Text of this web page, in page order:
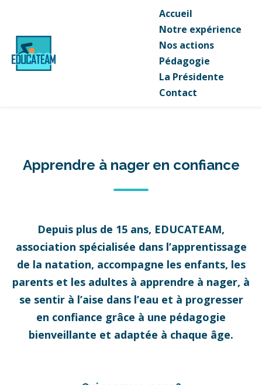
Accueil
Notre expérience
Nos actions
Pédagogie
La Présidente
Contact
Apprendre à nager en confiance
Depuis plus de 15 ans, EDUCATEAM,
association spécialisée dans l’apprentissage
de la natation, accompagne les enfants, les
parents et les adultes à apprendre à nager, à
se sentir à l’aise dans l’eau et à progresser
en confiance grâce à une pédagogie
bienveillante et adaptée à chaque âge.